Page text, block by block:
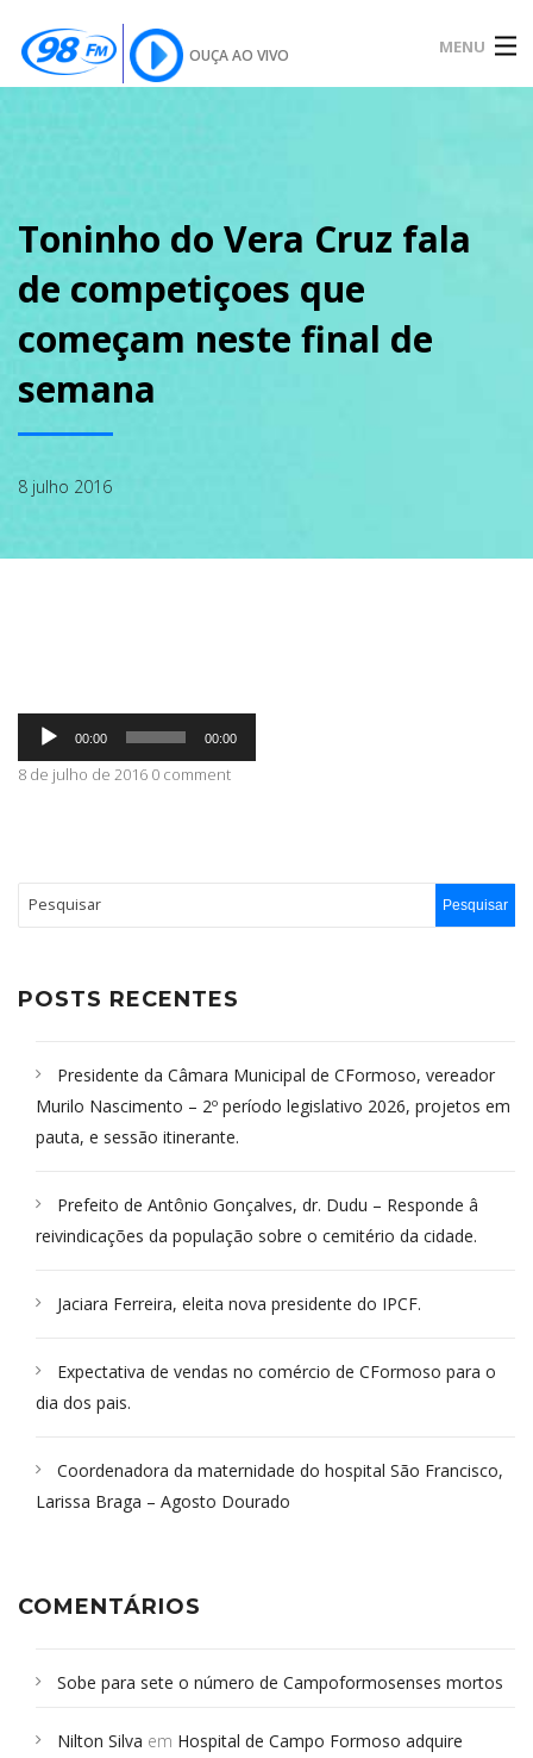
OUÇA AO VIVO MENU
SOBRE
PODCAST
GALERIA
Toninho do Vera Cruz fala
de competiçoes que
começam neste final de
semana
8 julho 2016
Tocador
áudio
00:00 00:00
8 de julho de 2016 0 comment
POSTS RECENTES
Presidente da Câmara Municipal de CFormoso, vereador
Murilo Nascimento – 2º período legislativo 2026, projetos em
pauta, e sessão itinerante.
Prefeito de Antônio Gonçalves, dr. Dudu – Responde â
reivindicações da população sobre o cemitério da cidade.
Jaciara Ferreira, eleita nova presidente do IPCF.
Expectativa de vendas no comércio de CFormoso para o
dia dos pais.
Coordenadora da maternidade do hospital São Francisco,
Larissa Braga – Agosto Dourado
COMENTÁRIOS
Sobe para sete o número de Campoformosenses mortos
Campoformosenses que morreram em desabamentos são
Nilton Silva em Hospital de Campo Formoso adquire